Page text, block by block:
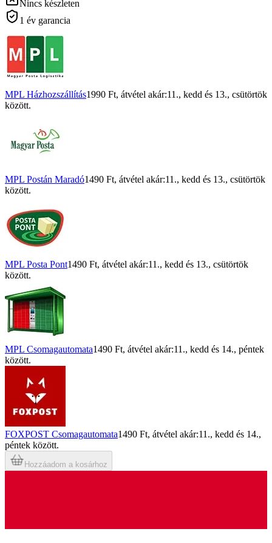
Nincs készleten
1 év garancia
MPL Házhozszállítás1990 Ft, átvétel akár:11., kedd és 13., csütörtök
között.
MPL Postán Maradó1490 Ft, átvétel akár:11., kedd és 13., csütörtök
között.
MPL Posta Pont1490 Ft, átvétel akár:11., kedd és 13., csütörtök
között.
MPL Csomagautomata1490 Ft, átvétel akár:11., kedd és 14., péntek
között.
FOXPOST Csomagautomata1490 Ft, átvétel akár:11., kedd és 14.,
péntek között.
Hozzáadom a kosárhoz